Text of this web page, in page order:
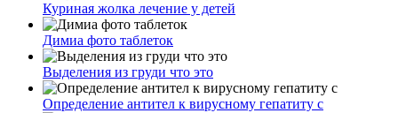
Куриная жолка лечение у детей
Димиа фото таблеток
Выделения из груди что это
Определение антител к вирусному гепатиту с